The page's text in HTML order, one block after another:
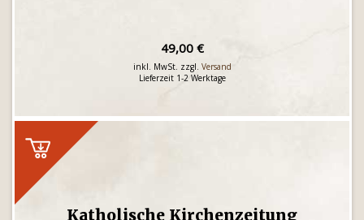
49,00 €
inkl. MwSt. zzgl. Versand
Lieferzeit 1-2 Werktage
Katholische Kirchenzeitung